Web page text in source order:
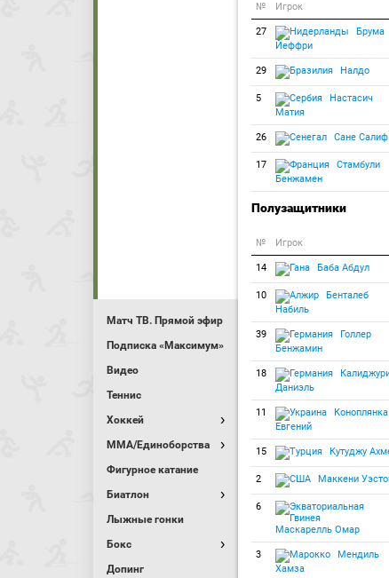
Матч ТВ. Прямой эфир
Подписка «Максимум»
Видео
Теннис
Хоккей
MMA/Единоборства
Фигурное катание
Биатлон
Лыжные гонки
Бокс
Допинг
№ Игрок
27
Брума
Йеффри
29 Налдо
5
Настасич
Матия
26 Сане Салиф
17
Стамбули
Бенжамен
Полузащитники
№ Игрок
14 Баба Абдул
10
Бенталеб
Набиль
39
Голлер
Бенжамин
18
Даниэль
11
Коноплянка
Евгений
15 Кутуджу
2 Маккени
6
Маскарелль Омар
3
Мендиль
Хамза